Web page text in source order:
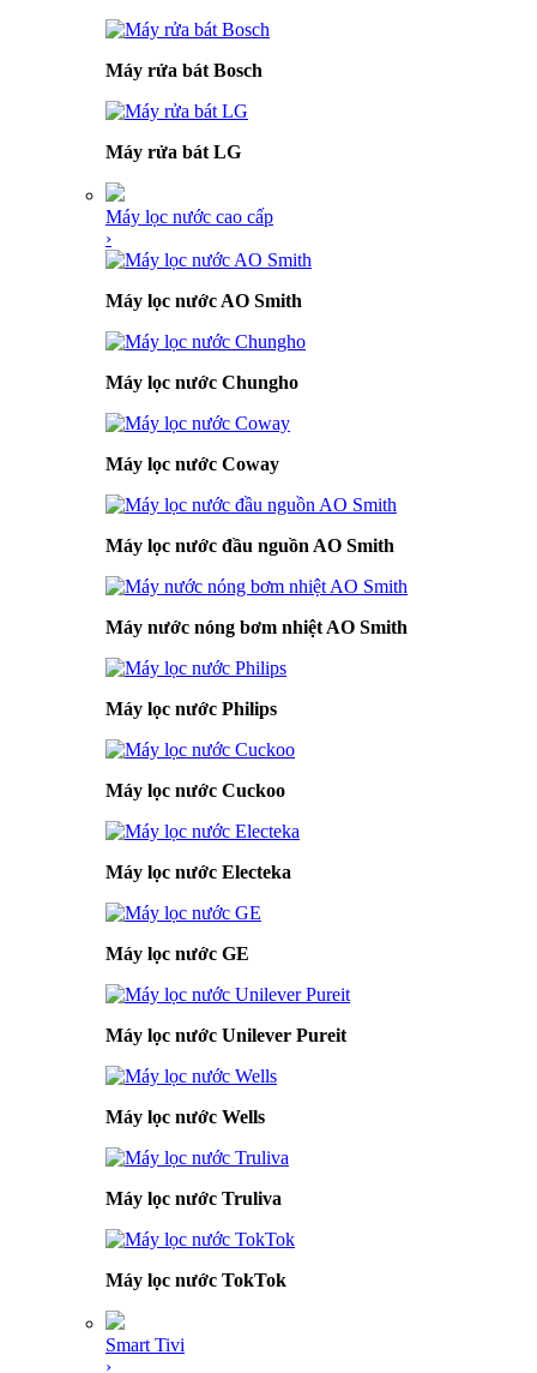
Máy rửa bát Bosch
Máy rửa bát LG
Máy lọc nước cao cấp
›
Máy lọc nước AO Smith
Máy lọc nước Chungho
Máy lọc nước Coway
Máy lọc nước đầu nguồn AO Smith
Máy nước nóng bơm nhiệt AO Smith
Máy lọc nước Philips
Máy lọc nước Cuckoo
Máy lọc nước Electeka
Máy lọc nước GE
Máy lọc nước Unilever Pureit
Máy lọc nước Wells
Máy lọc nước Truliva
Máy lọc nước TokTok
Smart Tivi
›